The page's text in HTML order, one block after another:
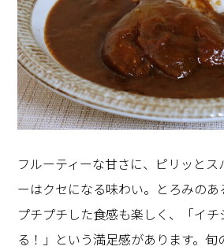
フルーティーな甘さに、ピリッと
ーはクセになる味わい。とろみの
プチプチした食感も楽しく、「イチ
る！」という満足感があります。旬